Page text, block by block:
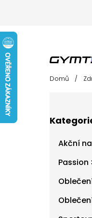
Akční
Domů /
kategorie
Akční
Passion